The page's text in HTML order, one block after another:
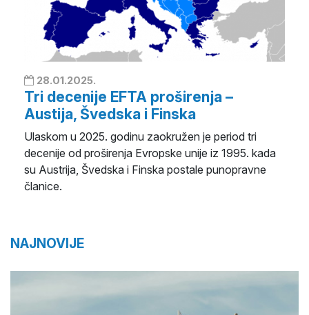
28.01.2025.
Tri decenije EFTA proširenja –
Austija, Švedska i Finska
Ulaskom u 2025. godinu zaokružen je period tri
decenije od proširenja Evropske unije iz 1995. kada
su Austrija, Švedska i Finska postale punopravne
članice.
NAJNOVIJE